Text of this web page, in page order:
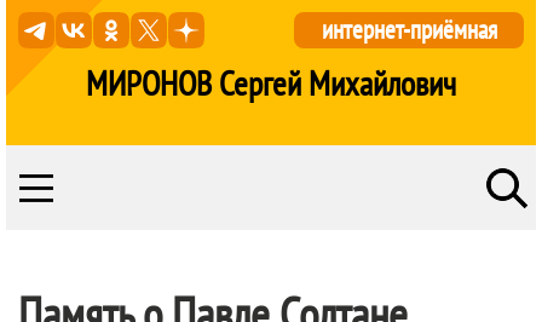
МИРОНОВ Сергей Михайлович
интернет-приёмная